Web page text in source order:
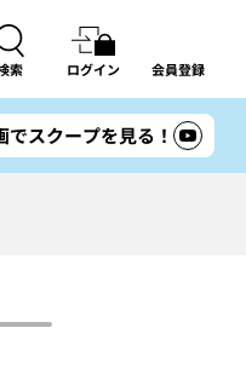
索 ログイン 会員登録
でスクープを見る！